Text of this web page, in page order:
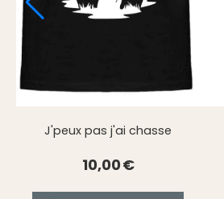
Chasseur de père